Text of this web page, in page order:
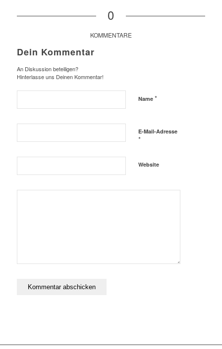
0
KOMMENTARE
Dein Kommentar
An Diskussion beteiligen?
Hinterlasse uns Deinen Kommentar!
Name *
E-Mail-Adresse
*
Website